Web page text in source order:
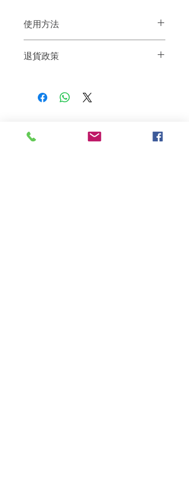
使用方法
收，然後冲洗。
退貨政策
到我們的產品後的前7天內通過電子郵件
相關產品